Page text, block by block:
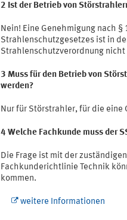
2 Ist der Betrieb von
Nein! Eine Genehmigung nach
Strahlenschutzgesetzes ist in
Strahlenschutzverordnung
3 Muss für den Betrieb von
werden?
Nur für Störstrahler, für die
4 Welche Fachkunde muss der
Die Frage ist mit der
Fachkunderichtlinie Technik
kommen.
weitere Informationen